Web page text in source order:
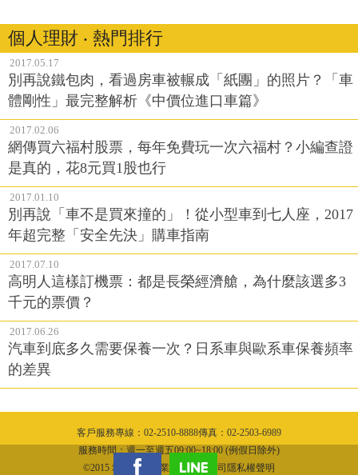
個人理財 ‧ 熱門排行
2017.05.17
別再說鐵包肉，看過房車被輾成「紙團」的照片？「車
體剛性」最完整解析《中價位進口車篇》
2017.02.06
網傳買六福村股票，每年免費玩一次六福村？小編查證
是真的，花8元買1股也行
2017.01.10
別再說「車不是買來撞的」！從小型車到七人座，2017
年超完整「安全先決」購車指南
2017.07.10
高明人這樣訂機票：都是長榮經濟艙，為什麼該選多3
千元的票價？
2017.06.26
汽車到底多久需要保養一次？日系車與歐系車保養頻率
的差異
客戶服務專線：02-2510-8888傳真：02-2503-6989
服務時間：週一至週五09:00~18:00 (例假日除外)
©2015 城邦文化事業股份有限公司隱私權聲明